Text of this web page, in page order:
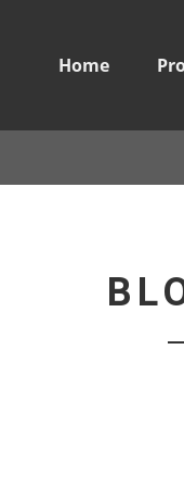
Home